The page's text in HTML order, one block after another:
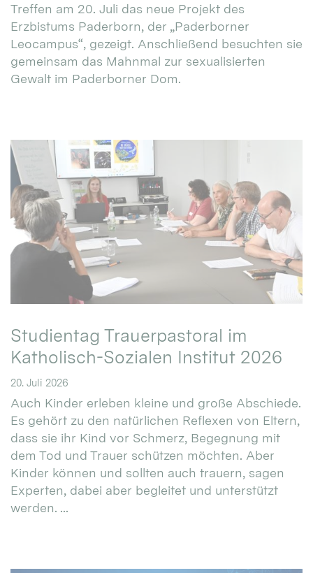
Treffen am 20. Juli das neue Projekt des
Erzbistums Paderborn, der „Paderborner
Leocampus“, gezeigt. Anschließend besuchten sie
gemeinsam das Mahnmal zur sexualisierten
Gewalt im Paderborner Dom.
Studientag Trauerpastoral im
Katholisch-Sozialen Institut 2026
20. Juli 2026
Auch Kinder erleben kleine und große Abschiede.
Es gehört zu den natürlichen Reflexen von Eltern,
dass sie ihr Kind vor Schmerz, Begegnung mit
dem Tod und Trauer schützen möchten. Aber
Kinder können und sollten auch trauern, sagen
Experten, dabei aber begleitet und unterstützt
werden. ...